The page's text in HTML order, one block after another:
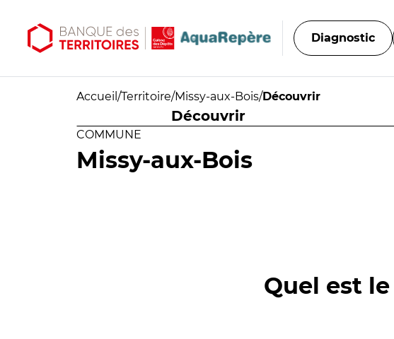
Diagnostic
Accueil /Territoire/Missy-aux-Bois/Découvrir
Découvrir
COMMUNE
Missy-aux-Bois
Quel est